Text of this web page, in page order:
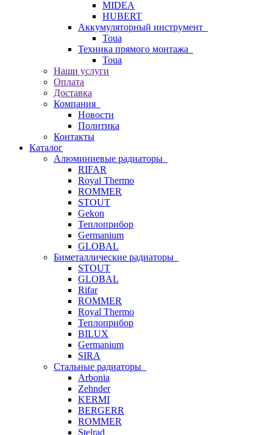
MIDEA
HUBERT
Аккумуляторный инструмент
Toua
Техника прямого монтажа
Toua
Наши услуги
Оплата
Доставка
Компания
Новости
Политика
Контакты
Каталог
Алюминиевые радиаторы
RIFAR
Royal Thermo
ROMMER
STOUT
Gekon
Теплоприбор
Germanium
GLOBAL
Биметаллические радиаторы
STOUT
GLOBAL
Rifar
ROMMER
Royal Thermo
Теплоприбор
BILUX
Germanium
SIRA
Стальные радиаторы
Arbonia
Zehnder
KERMI
BERGERR
ROMMER
Stelrad